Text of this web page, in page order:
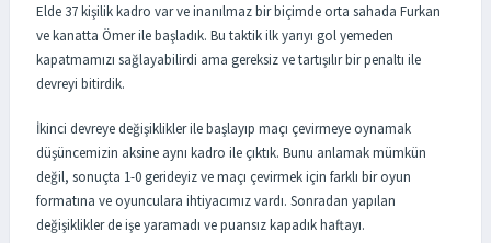
Elde 37 kişilik kadro var ve inanılmaz bir biçimde orta sahada Furkan
ve kanatta Ömer ile başladık. Bu taktik ilk yarıyı gol yemeden
kapatmamızı sağlayabilirdi ama gereksiz ve tartışılır bir penaltı ile
devreyi bitirdik.
İkinci devreye değişiklikler ile başlayıp maçı çevirmeye oynamak
düşüncemizin aksine aynı kadro ile çıktık. Bunu anlamak mümkün
değil, sonuçta 1-0 gerideyiz ve maçı çevirmek için farklı bir oyun
formatına ve oyunculara ihtiyacımız vardı. Sonradan yapılan
değişiklikler de işe yaramadı ve puansız kapadık haftayı.